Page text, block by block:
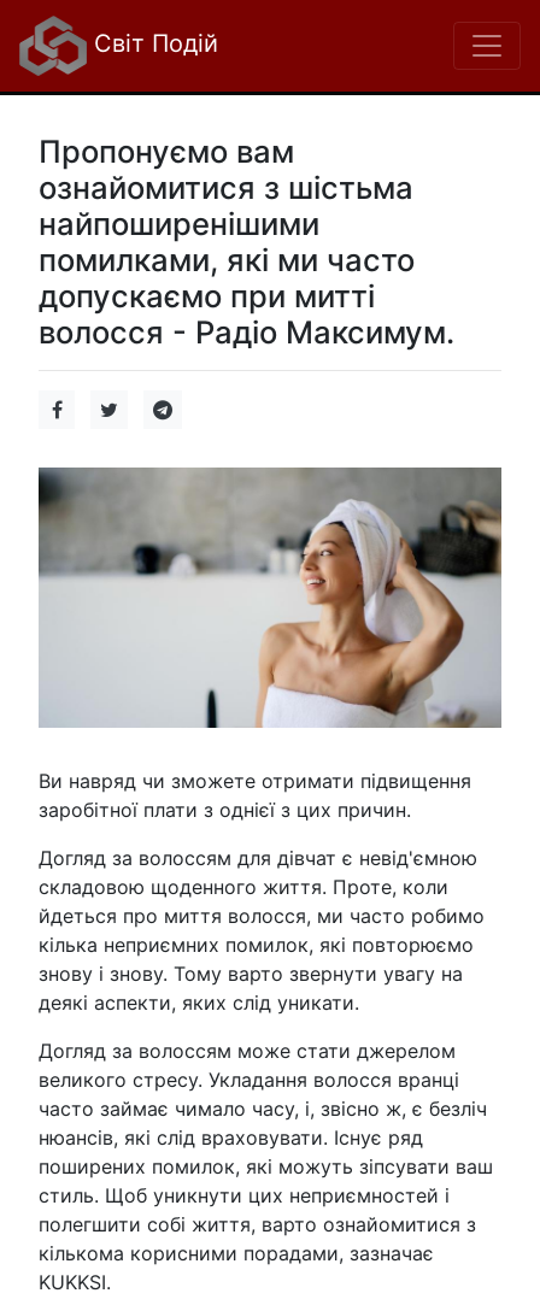
Світ Подій
Пропонуємо вам
ознайомитися з шістьма
найпоширенішими
помилками, які ми часто
допускаємо при митті
волосся - Радіо Максимум.
Ви навряд чи зможете отримати підвищення
заробітної плати з однієї з цих причин.
Догляд за волоссям для дівчат є невід'ємною
складовою щоденного життя. Проте, коли
йдеться про миття волосся, ми часто робимо
кілька неприємних помилок, які повторюємо
знову і знову. Тому варто звернути увагу на
деякі аспекти, яких слід уникати.
Догляд за волоссям може стати джерелом
великого стресу. Укладання волосся вранці
часто займає чимало часу, і, звісно ж, є безліч
нюансів, які слід враховувати. Існує ряд
поширених помилок, які можуть зіпсувати ваш
стиль. Щоб уникнути цих неприємностей і
полегшити собі життя, варто ознайомитися з
кількома корисними порадами, зазначає
KUKKSI.